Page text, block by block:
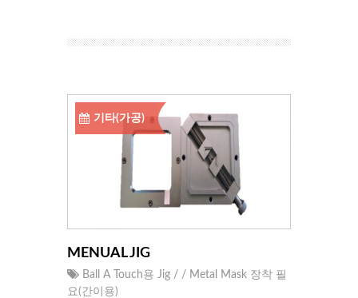
기타(가공)
MENUAL JIG
Ball A Touch용 Jig / / Metal Mask 장착 필
요(간이용)